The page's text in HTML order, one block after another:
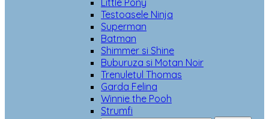
Little Pony
Testoasele Ninja
Superman
Batman
Shimmer si Shine
Buburuza si Motan Noir
Trenuletul Thomas
Garda Felina
Winnie the Pooh
Strumfi